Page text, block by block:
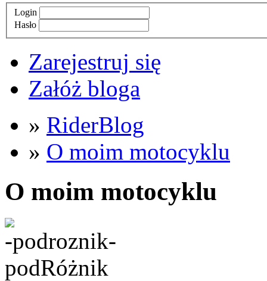
Login
Hasło
Zarejestruj się
Załóż bloga
» RiderBlog
» O moim motocyklu
O moim motocyklu
-podroznik-
podRóżnik